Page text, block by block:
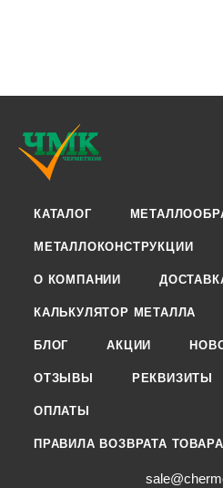
КАТАЛОГ
МЕТАЛЛОКОНСТРУКЦИИ
О КОМПАНИИ
КАЛЬКУЛЯТОР МЕТАЛЛА
БЛОГ АКЦИИ
ОТЗЫВЫ РЕКВИЗИТЫ
ОПЛАТЫ
ПРАВИЛА ВОЗВРАТА